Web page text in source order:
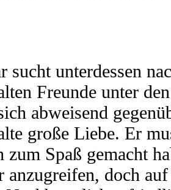
sucht unterdessen
Freunde unter
abweisend
große Liebe. Er
zum Spaß gemacht
anzugreifen, doch